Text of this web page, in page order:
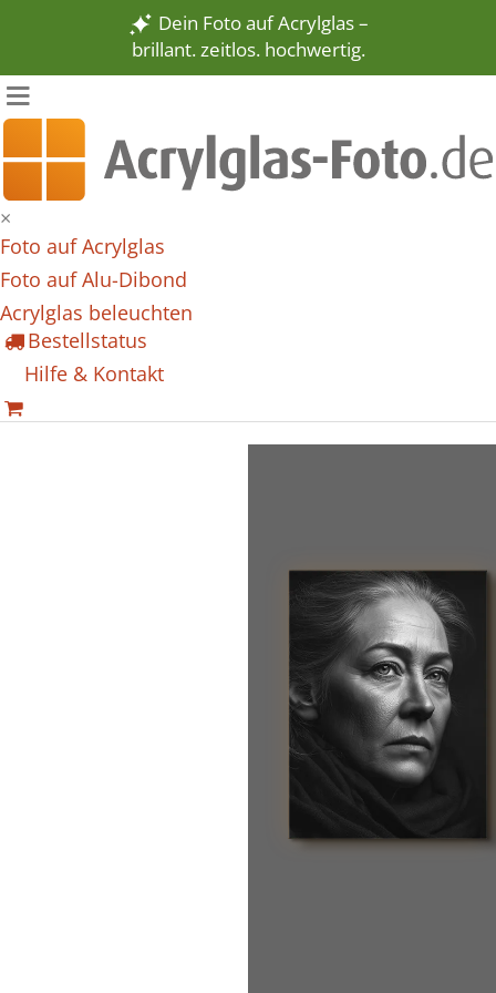
Dein Foto auf Acrylglas –
brillant. zeitlos. hochwertig.
×
Foto auf Acrylglas
Foto auf Alu-Dibond
Acrylglas beleuchten
Bestellstatus
Hilfe & Kontakt